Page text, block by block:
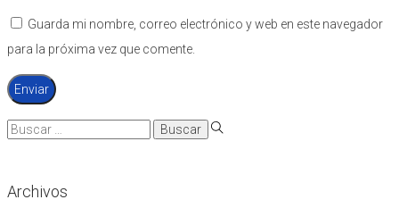
Guarda mi nombre, correo electrónico y web en este navegador
para la próxima vez que comente.
Búsqueda
Archivos